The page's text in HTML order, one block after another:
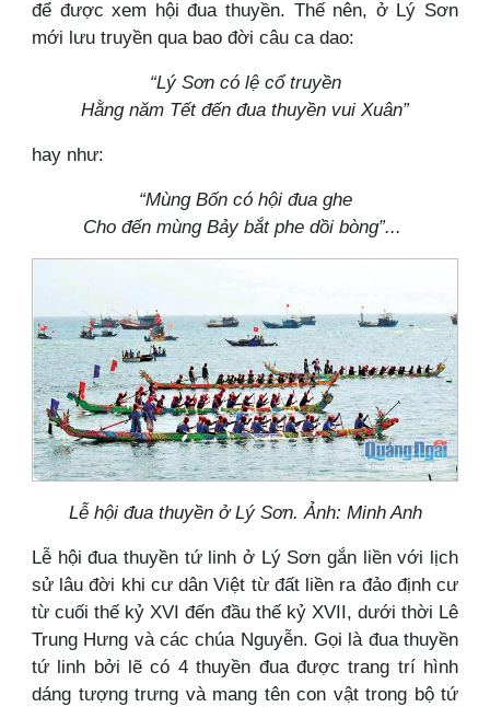
để được xem hội đua thuyền. Thế nên, ở Lý Sơn
mới lưu truyền qua bao đời câu ca dao:
“Lý Sơn có lệ cổ truyền
Hằng năm Tết đến đua thuyền vui Xuân”
hay như:
“Mùng Bốn có hội đua ghe
Cho đến mùng Bảy bắt phe dồi bòng”...
Lễ hội đua thuyền ở Lý Sơn. Ảnh: Minh Anh
Lễ hội đua thuyền tứ linh ở Lý Sơn gắn liền với lịch
sử lâu đời khi cư dân Việt từ đất liền ra đảo định cư
từ cuối thế kỷ XVI đến đầu thế kỷ XVII, dưới thời Lê
Trung Hưng và các chúa Nguyễn. Gọi là đua thuyền
tứ linh bởi lẽ có 4 thuyền đua được trang trí hình
dáng tượng trưng và mang tên con vật trong bộ tứ